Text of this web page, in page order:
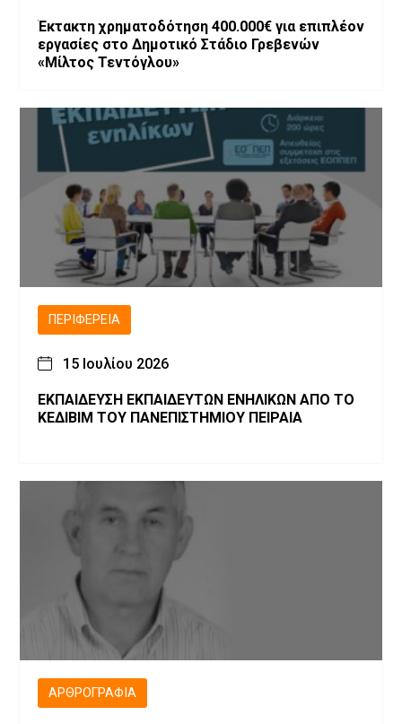
Έκτακτη χρηματοδότηση 400.000€ για επιπλέον
εργασίες στο Δημοτικό Στάδιο Γρεβενών
«Μίλτος Τεντόγλου»
ΠΕΡΙΦΈΡΕΙΑ
15 Ιουλίου 2026
ΕΚΠΑΙΔΕΥΣΗ ΕΚΠΑΙΔΕΥΤΩΝ ΕΝΗΛΙΚΩΝ ΑΠΟ ΤΟ
ΚΕΔΙΒΙΜ ΤΟΥ ΠΑΝΕΠΙΣΤΗΜΙΟΥ ΠΕΙΡΑΙΑ
ΑΡΘΡΟΓΡΑΦΊΑ